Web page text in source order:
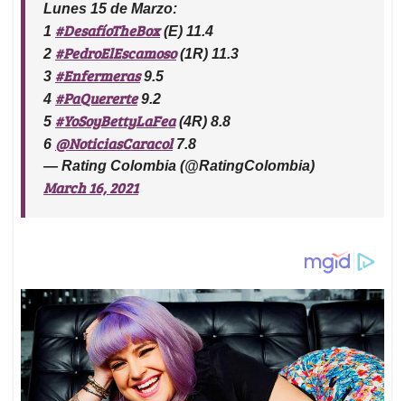
Lunes 15 de Marzo:
1 #DesafíoTheBox(E) 11.4
2 #PedroElEscamoso(1R) 11.3
3 #Enfermeras9.5
4 #PaQuererte9.2
5 #YoSoyBettyLaFea(4R) 8.8
6 @NoticiasCaracol7.8
— Rating Colombia (@RatingColombia)
March 16, 2021